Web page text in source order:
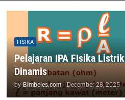
FISIKA
Pelajaran IPA FIsika Listrik
Dinamis
by Bimbeles.com - December 28, 2025